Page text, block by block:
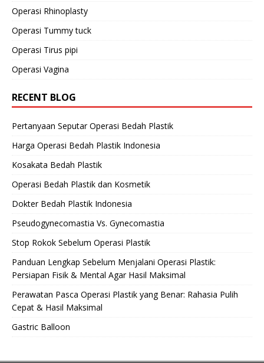
Operasi Rhinoplasty
Operasi Tummy tuck
Operasi Tirus pipi
Operasi Vagina
RECENT BLOG
Pertanyaan Seputar Operasi Bedah Plastik
Harga Operasi Bedah Plastik Indonesia
Kosakata Bedah Plastik
Operasi Bedah Plastik dan Kosmetik
Dokter Bedah Plastik Indonesia
Pseudogynecomastia Vs. Gynecomastia
Stop Rokok Sebelum Operasi Plastik
Panduan Lengkap Sebelum Menjalani Operasi Plastik:
Persiapan Fisik & Mental Agar Hasil Maksimal
Perawatan Pasca Operasi Plastik yang Benar: Rahasia Pulih
Cepat & Hasil Maksimal
Gastric Balloon